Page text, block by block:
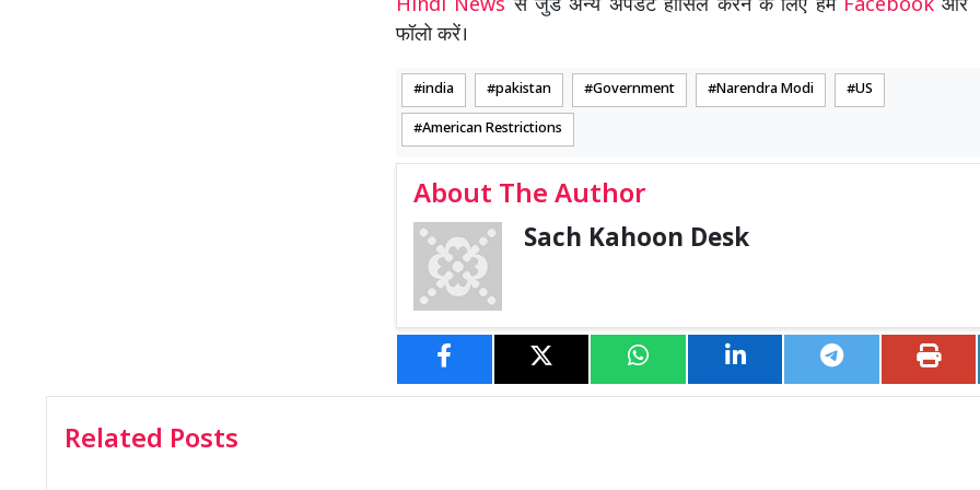
Hindi Newsसे जुडे अन्य अपडेट हासिल करने के लिए हमें Facebookऔर
फॉलो करें।
india pakistan Government Narendra Modi US
American Restrictions
About The Author
Sach Kahoon Desk
Related Posts